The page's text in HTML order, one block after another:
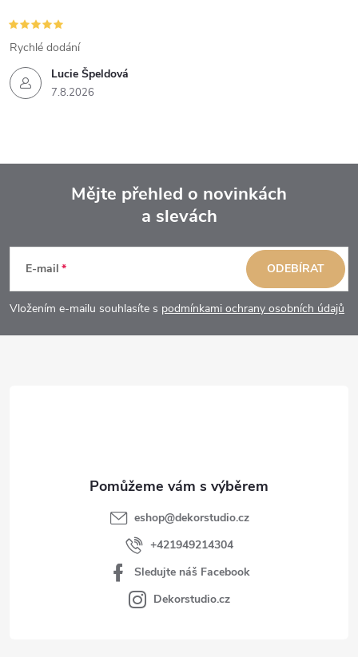
Lucie Špeldová
7.8.2026
Rychlé dodání
p
a
Mějte přehled o novinkách
a slevách
E-mail
Vložením e-mailu souhlasíte s podmínkami ochrany osobních údajů
ODEBÍRAT
eshop@dekorstudio.cz
+421949214304
Sledujte náš Facebook
Dekorstudio.cz